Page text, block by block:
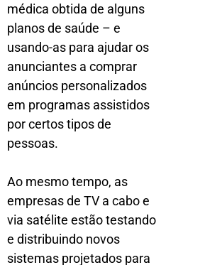
médica obtida de alguns
planos de saúde – e
usando-as para ajudar os
anunciantes a comprar
anúncios personalizados
em programas assistidos
por certos tipos de
pessoas.
Ao mesmo tempo, as
empresas de TV a cabo e
via satélite estão testando
e distribuindo novos
sistemas projetados para